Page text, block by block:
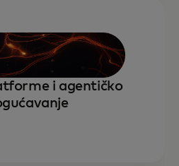
i agentičko